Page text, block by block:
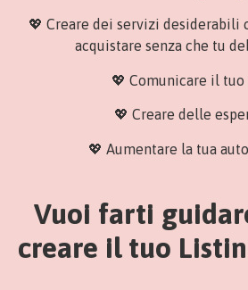
💖 Creare dei servizi desiderabili
acquistare senza che tu
💖 Comunicare il tuo
💖 Creare delle
💖 Aumentare la tua
Vuoi farti
creare il tuo